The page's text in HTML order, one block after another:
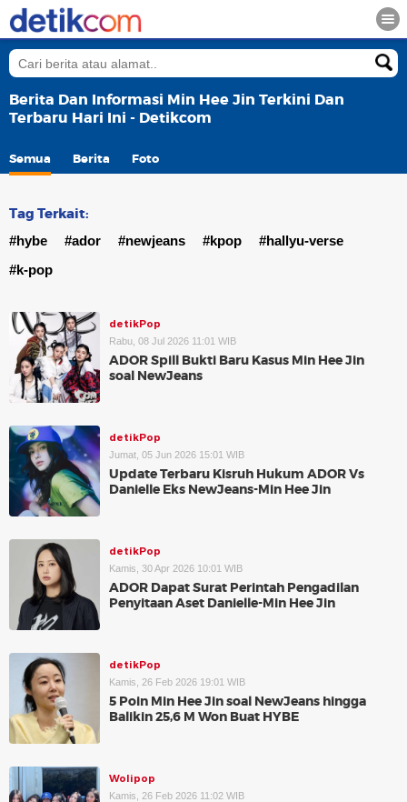
Berita Dan Informasi Min Hee Jin Terkini Dan
Terbaru Hari Ini - Detikcom
Semua Berita Foto
Tag Terkait:
#hybe #ador #newjeans #kpop
#hallyu-verse
#k-pop
detikPop
Rabu, 08 Jul 2026 11:01 WIB
ADOR Spill Bukti Baru Kasus Min Hee Jin
soal NewJeans
detikPop
Jumat, 05 Jun 2026 15:01 WIB
Update Terbaru Kisruh Hukum ADOR Vs
Danielle Eks NewJeans-Min Hee Jin
detikPop
Kamis, 30 Apr 2026 10:01 WIB
ADOR Dapat Surat Perintah Pengadilan
Penyitaan Aset Danielle-Min Hee Jin
detikPop
Kamis, 26 Feb 2026 19:01 WIB
5 Poin Min Hee Jin soal NewJeans hingga
Balikin 25,6 M Won Buat HYBE
Wolipop
Kamis, 26 Feb 2026 11:02 WIB